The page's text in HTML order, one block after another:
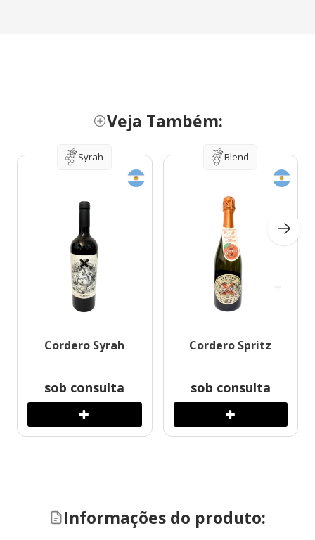
Veja Também:
Syrah
Cordero Syrah
sob consulta
Blend
Cordero Spritz
sob consulta
Informações do produto: